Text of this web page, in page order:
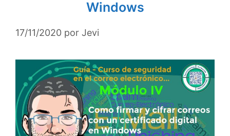
Windows
17/11/2020 por Jevi